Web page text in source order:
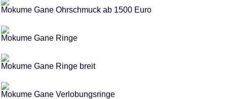
Mokume Gane Ohrschmuck ab 1500 Euro
Mokume Gane Ringe
Mokume Gane Ringe breit
Mokume Gane Verlobungsringe